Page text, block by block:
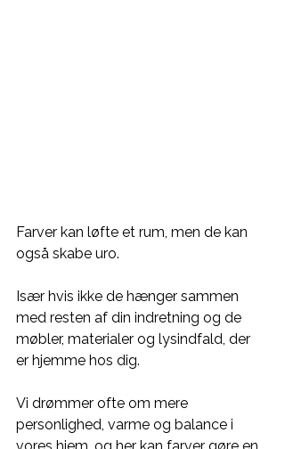
Farver kan løfte et rum, men de kan
også skabe uro.
Især hvis ikke de hænger sammen
med resten af din indretning og de
møbler, materialer og lysindfald, der
er hjemme hos dig.
Vi drømmer ofte om mere
personlighed, varme og balance i